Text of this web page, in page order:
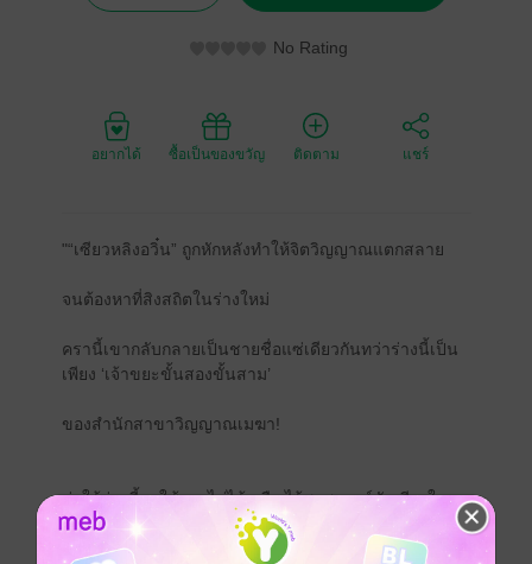
No Rating
อยากได้ ซื้อเป็นของขวัญ ติดตาม แชร์
"“เซียวหลิงอวิ๋น” ถูกหักหลังทำให้จิตวิญญาณแตกสลาย
จนต้องหาที่สิงสถิตในร่างใหม่
ครานี้เขากลับกลายเป็นชายชื่อแซ่เดียวกันทว่าร่างนี้เป็น
เพียง ‘เจ้าขยะขั้นสองขั้นสาม’
ของสำนักสาขาวิญญาณเมฆา!
ต่อให้ร่างนี้จะใช้การไม่ได้ หรือ ไร้พรสวรรค์สักเพียงใด
ก็ตาม..